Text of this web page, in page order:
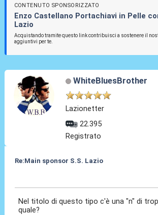
CONTENUTO SPONSORIZZATO
Enzo Castellano Portachiavi in Pelle
Lazio
Acquistando tramite questo link contribuisci a sostenere il
aggiuntivi per te.
WhiteBluesBrother
Lazionetter
22.395
Registrato
Re:Main sponsor S.S. Lazio
Nel titolo di questo tipo c'è una "n" di
quale?